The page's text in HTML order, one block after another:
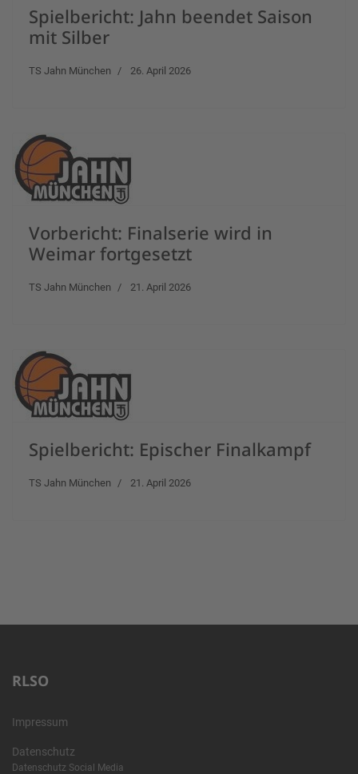
Spielbericht: Jahn beendet Saison
mit Silber
TS Jahn München 26. April 2026
Vorbericht: Finalserie wird in
Weimar fortgesetzt
TS Jahn München 21. April 2026
Spielbericht: Epischer Finalkampf
TS Jahn München 21. April 2026
RLSO
Impressum
Datenschutz
Datenschutz Social Media